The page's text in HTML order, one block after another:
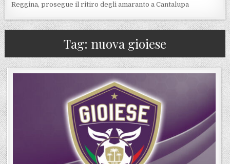
Reggina, prosegue il ritiro degli amaranto a Cantalupa
Tag: nuova gioiese